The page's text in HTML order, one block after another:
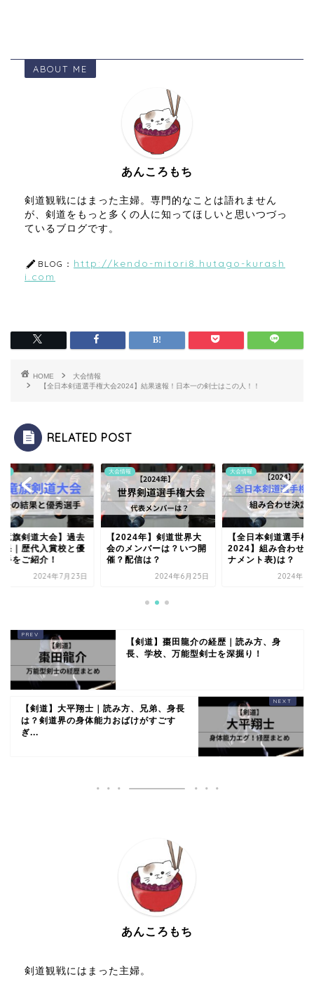
ABOUT ME
あんころもち
剣道観戦にはまった主婦。専門的なことは語れません
が、剣道をもっと多くの人に知ってほしいと思いつづっ
ているブログです。
BLOG： http://kendo-mitori8.hutago-kurash
i.com
HOME
大会情報
【全日本剣道選手権大会2024】結果速報！日本一の剣士はこの人！！
RELATED POST
竜旗剣道大会】過去
果｜歴代入賞校と優
手をご紹介！
2024年7月23日
大会情報
【2024年】剣道世界大
会のメンバーは？いつ開
催？配信は？
2024年6月25日
大会情報
【全日本剣道選手権
2024】組み合わせ(
ナメント表)は？
2024年10
【剣道】棗田龍介の経歴｜読み方、身
長、学校、万能型剣士を深掘り！
【剣道】大平翔士｜読み方、兄弟、身長
は？剣道界の身体能力おばけがすごす
ぎ...
あんころもち
剣道観戦にはまった主婦。